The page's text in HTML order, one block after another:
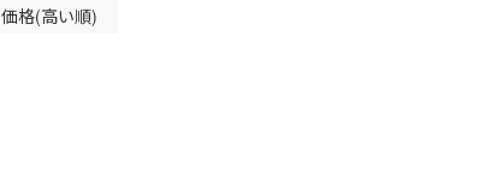
価格(高い順)